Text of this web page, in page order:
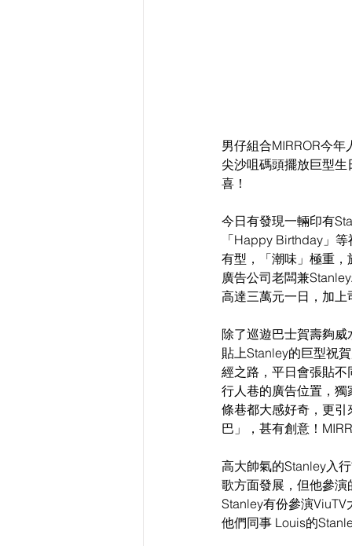
男仔組合MIRROR今
尖沙咀碼頭擺放巨型
喜！
今日有發現一輛印有
「Happy Birthday」
有型，「潮味」極重
廣告公司老闆兼
高達三萬元一日，加
除了巡遊巴士賀壽夠
貼上Stanley的巨型祝
經之路，平日會張貼
行人巷的廣告位置，
條巷都大感好奇，更
巴」，甚有創意！
高大帥氣的Stanley入
歌方面發展，但他參
Stanley有份參演
他們同事 Louis的